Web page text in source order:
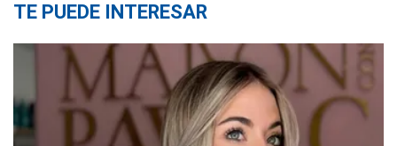
TE PUEDE INTERESAR